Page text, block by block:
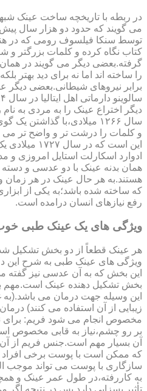
در ربطه با تاریخچه ساخت عینک
می گویند که حدود دو هزار سال پیش
توسط سنکا فیلسوف رومی که در
کتاب نگاه کرده و کلمات بزرگتر
گرفته.بعضی دیگر می گویند در
را ساخته اند اما نه برای دید بهتر
برابر نیروهای شیطانی.بعضی دیگر
دیگر اختراع عینک را به مردی به
سال ۱۲۶۶ میلادی،با
و کلمات را درشت تر و واضح تر
این است که در
ادوارد اسکارلت استایل امروزی و
همان بدنه عینک با دو عدسی و
هستند.به هر حال عینک در هر زمان
که ساخته شده باشد؛به یکی از
رفع نیازهای انسان درامده است.
ویژگی های یک عینک طبی
هر عینک قطعاً از دو بخش تشکیل
ویژگی های عینک طبی به شرح این
این بخش که به آن عدسی نیز گفته
بخش تشکیل دهنده عینک است.مهم
این وسیله جهت درمان می باشد.(به
زیبایی از آن استفاده می کنند)
مخصوص انجام می شود فریم: برای
بر رو چشم،نیاز به قابی مخصوص
آن بسیار مهم است.جنس فریم از
که ممکن است با پوست برخی افراد
سازگاری با پوست می تواند موجب
به کاررفته،در طول عمر عینک و